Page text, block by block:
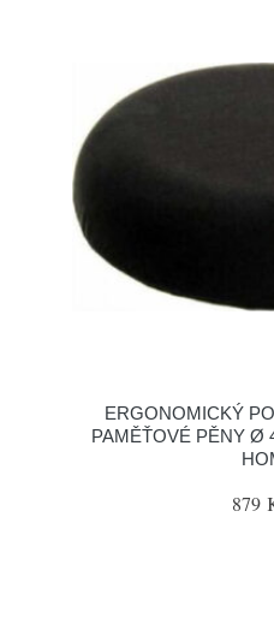
ERGONOMICKÝ
PAMĚŤOVÉ PĚNY Ø
879